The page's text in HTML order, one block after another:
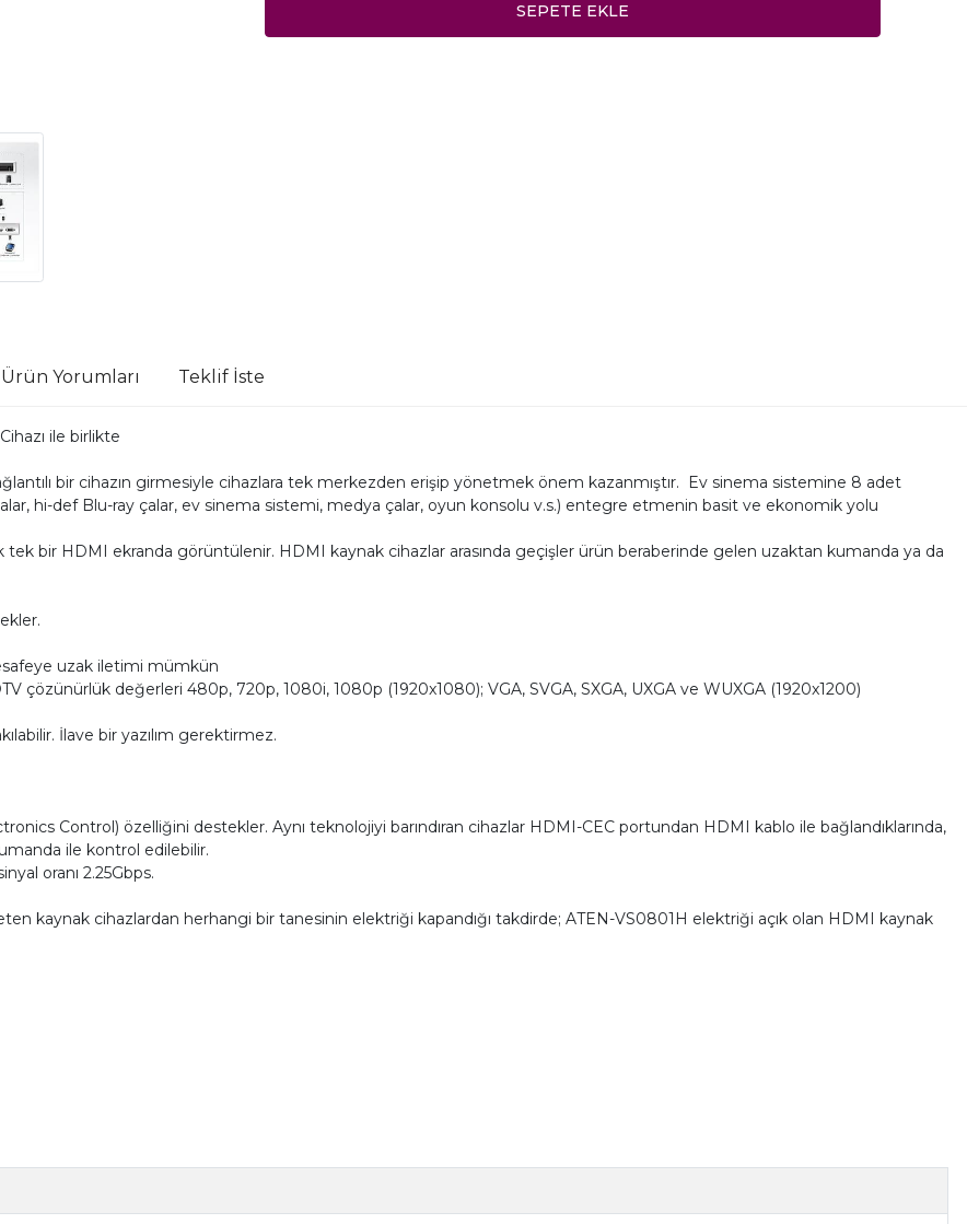
SEPETE EKLE
Ürün Yorumları Teklif İste
ile birlikte
bir cihazın girmesiyle cihazlara tek merkezden erişip yönetmek önem kazanmıştır. Ev sinema sistemine 8 adet
hi-def Blu-ray çalar, ev sinema sistemi, medya çalar, oyun konsolu v.s.) entegre etmenin basit ve ekonomik yolu
tek bir HDMI ekranda görüntülenir. HDMI kaynak cihazlar arasında geçişler ürün beraberinde gelen uzaktan kumanda ya da
uzak iletimi mümkün
değerleri 480p, 720p, 1080i, 1080p (1920x1080); VGA, SVGA, SXGA, UXGA ve WUXGA (1920x1200)
İlave bir yazılım gerektirmez.
Control) özelliğini destekler. Aynı teknolojiyi barındıran cihazlar HDMI-CEC portundan HDMI kablo ile bağlandıklarında,
ile kontrol edilebilir.
oranı 2.25Gbps.
kaynak cihazlardan herhangi bir tanesinin elektriği kapandığı takdirde; ATEN-VS0801H elektriği açık olan HDMI kaynak